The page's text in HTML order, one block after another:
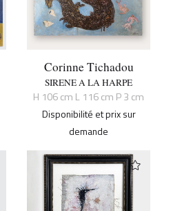
Corinne Tichadou
SIRENE A LA HARPE
H 106 cm L 116 cm P 3 cm
Disponibilité et prix sur
demande